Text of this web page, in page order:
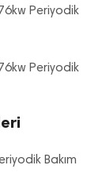
Periyodik
Periyodik
Bakım